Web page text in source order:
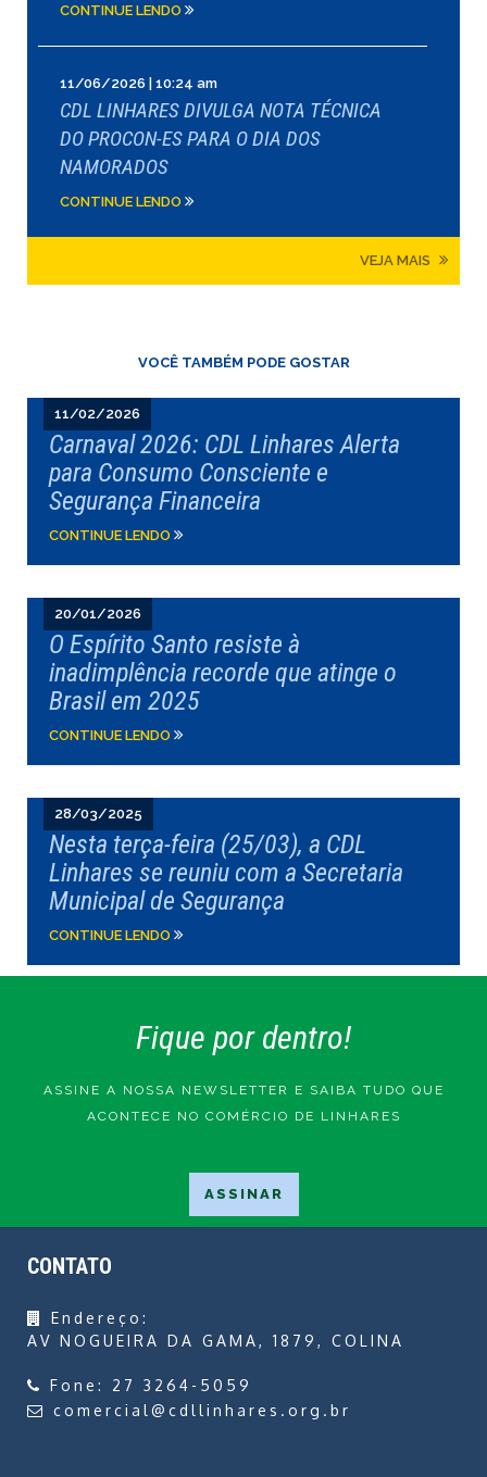
CONTINUE LENDO
11/06/2026 | 10:24 am
CDL LINHARES DIVULGA NOTA TÉCNICA
DO PROCON-ES PARA O DIA DOS
NAMORADOS
CONTINUE LENDO
VEJA MAIS
VOCÊ TAMBÉM PODE GOSTAR
11/02/2026
Carnaval 2026: CDL Linhares Alerta
para Consumo Consciente e
Segurança Financeira
CONTINUE LENDO
20/01/2026
O Espírito Santo resiste à
inadimplência recorde que atinge o
Brasil em 2025
CONTINUE LENDO
28/03/2025
Nesta terça-feira (25/03), a CDL
Linhares se reuniu com a Secretaria
Municipal de Segurança
CONTINUE LENDO
Fique por dentro!
ASSINE A NOSSA NEWSLETTER E SAIBA TUDO QUE
ACONTECE NO COMÉRCIO DE LINHARES
CONTATO
Endereço:
AV NOGUEIRA DA GAMA, 1879, COLINA
Fone: 27 3264-5059
comercial@cdllinhares.org.br